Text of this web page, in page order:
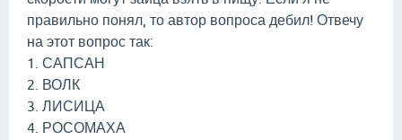
правильно понял, то автор вопроса дебил! Отвечу
на этот вопрос так:
1. САПСАН
2. ВОЛК
3. ЛИСИЦА
4. РОСОМАХА